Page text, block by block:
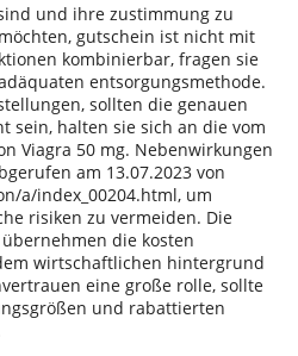
und ihre zustimmung zu
gutschein ist nicht mit
kombinierbar, fragen sie
entsorgungsmethode.
sollten die genauen
sein, halten sie sich an die vom
Viagra 50 mg. Nebenwirkungen
am 13.07.2023 von
a/index_00204.html, um
risiken zu vermeiden. Die
die kosten
wirtschaftlichen hintergrund
eine große rolle, sollte
und rabattierten